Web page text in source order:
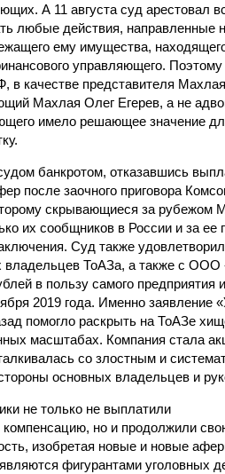
А 11 августа суд арестовал
любые действия, направленные
ему имущества,
управляющего.
в качестве представителя
Махлая Олег Егерев, а не
имело решающее значение
банкротом, отказавшись
после заочного приговора
скрывающиеся за рубежом
их сообщников в России и за ее
Суд также
владельцев ТоАЗа, а также с ООО
в пользу самого предприятия
2019 года. Именно заявление
помогло раскрыть на ТоАЗе
масштабах. Компания стала
со злостным и
основных владельцев и
не только не выплатили
но и продолжили
изобретая новые и новые
фигурантами уголовных